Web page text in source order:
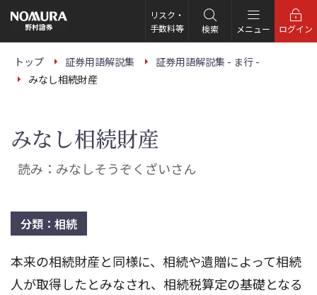
の
ー
リスク・
手数料等
検索 メニュー ログイン
トップ 証券用語解説集
証券用語解説集 - ま行 -
みなし相続財産
みなし相続財産
読み：みなしそうぞくざいさん
分類：相続
本来の相続財産と同様に、相続や遺贈によって相続
人が取得したとみなされ、相続税算定の基礎となる